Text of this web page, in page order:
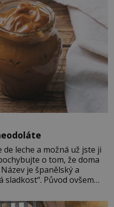
Dahmer (1960–1994).
1991. […]
leche a možná už jste ji
o tom, že doma
je španělský a
sladkost“. Původ ovšem
zemí a k tomu